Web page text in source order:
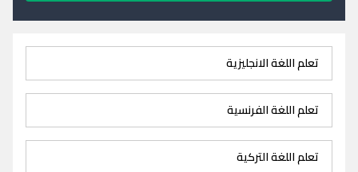
تعلم اللغة الانجليزية
تعلم اللغة الفرنسية
تعلم اللغة التركية